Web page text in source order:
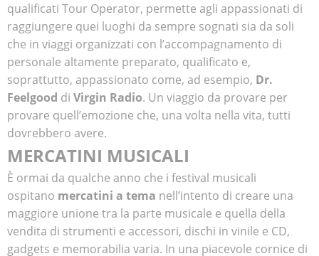
qualificati Tour Operator, permette agli appassionati di
raggiungere quei luoghi da sempre sognati sia da soli
che in viaggi organizzati con l’accompagnamento di
personale altamente preparato, qualificato e,
soprattutto, appassionato come, ad esempio, Dr.
Feelgood di Virgin Radio. Un viaggio da provare per
provare quell’emozione che, una volta nella vita, tutti
dovrebbero avere.
MERCATINI MUSICALI
È ormai da qualche anno che i festival musicali
ospitano mercatini a tema nell’intento di creare una
maggiore unione tra la parte musicale e quella della
vendita di strumenti e accessori, dischi in vinile e CD,
gadgets e memorabilia varia. In una piacevole cornice di